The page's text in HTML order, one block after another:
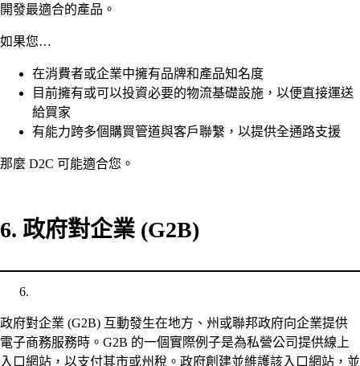
開發最適合的產品。
如果您…
在消費者或企業中擁有品牌和產品知名度
目前擁有或可以投資必要的物流基礎設施，以便直接運送
給買家
有能力跨多個購買管道與客戶聯繫，以提供全通路支援
那麼 D2C 可能適合您。
6. 政府對企業 (G2B)
政府對企業 (G2B) 互動發生在地方、州或聯邦政府向企業提供
電子商務服務時。G2B 的一個實際例子是為私營公司提供線上
入口網站，以支付其市或州稅。政府創建並維護該入口網站，並